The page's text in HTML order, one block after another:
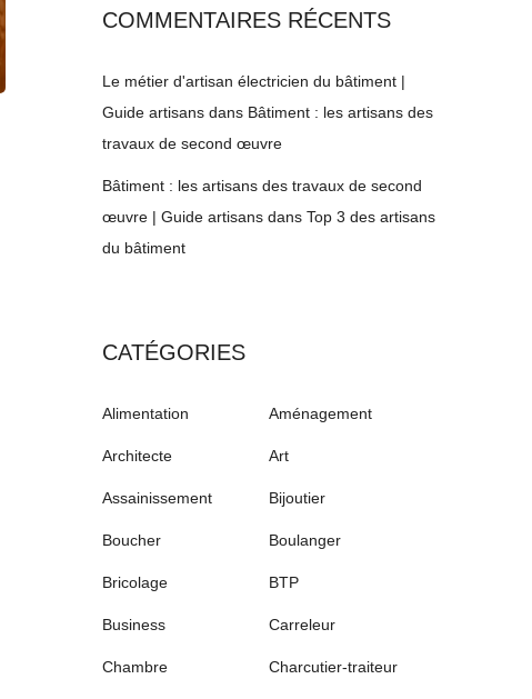
COMMENTAIRES RÉCENTS
Le métier d'artisan électricien du bâtiment |
Guide artisans dans Bâtiment : les artisans des
travaux de second œuvre
Bâtiment : les artisans des travaux de second
œuvre | Guide artisans dans Top 3 des artisans
du bâtiment
CATÉGORIES
Alimentation Aménagement
Architecte Art
Assainissement Bijoutier
Boucher Boulanger
Bricolage BTP
Business Carreleur
Chambre Charcutier-traiteur